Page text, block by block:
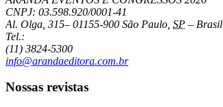
CNPJ: 03.598.920/0001-41
Al. Olga, 315– 01155-900 São Paulo SP – Brasil
Tel.:
(11) 3824-5300
info@arandaeditora.com.br
Nossas revistas